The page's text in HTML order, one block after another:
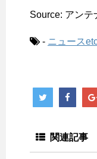
Source: アンテ
- ニュース
関連記事